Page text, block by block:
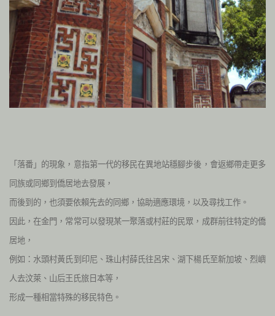
「落番」的現象 ，意指第一代的移民在異地站穩腳步後，會返鄉帶走更多
同族或同鄉到僑居地去發展，
而後到的，也須要依賴先去的同鄉，協助適應環境，以及尋找工作。
因此，在金門，常常可以發現某一聚落或村莊的民眾，成群前往特定的僑
居地，
例如：水頭村黃氏到印尼、珠山村薛氏往呂宋、湖下楊氏至新加坡、烈嶼
人去汶萊、山后王氏旅日本等，
形成一種相當特殊的移民特色。